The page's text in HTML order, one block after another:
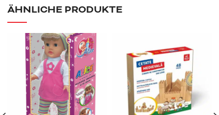
ÄHNLICHE PRODUKTE